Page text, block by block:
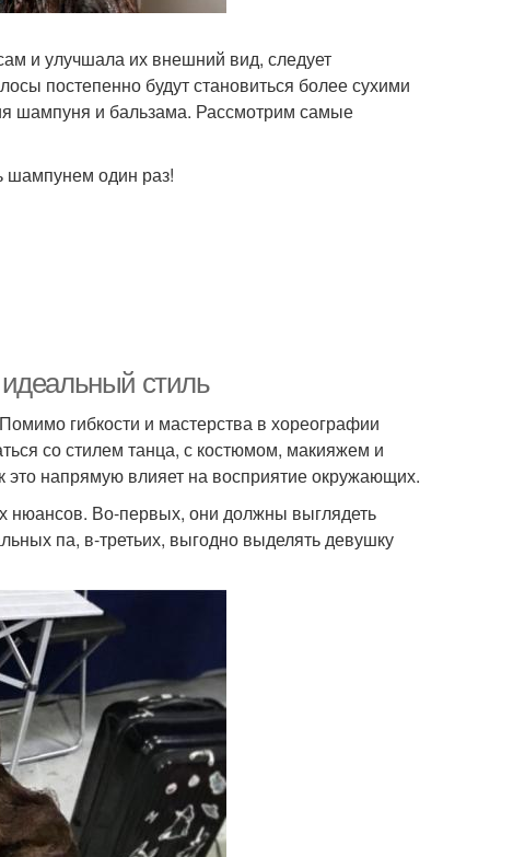
и улучшала их внешний вид, следует
постепенно будут становиться более сухими
шампуня и бальзама. Рассмотрим самые
шампунем один раз!
стиль
гибкости и мастерства в хореографии
со стилем танца, с костюмом, макияжем и
это напрямую влияет на восприятие окружающих.
нюансов. Во-первых, они должны выглядеть
па, в-третьих, выгодно выделять девушку